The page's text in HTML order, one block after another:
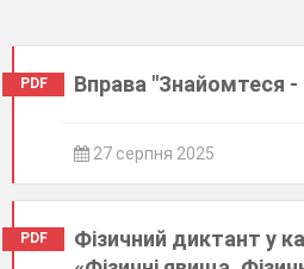
PDF Вправа "Знайомтеся -
27 серпня 2025
PDF
Фізичний диктант у